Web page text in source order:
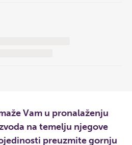
Vam u pronalaženju
na temelju njegove
preuzmite gornju